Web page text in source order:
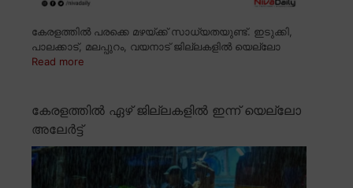
കേരളത്തിൽ പരക്കെ മഴയ്ക്ക് സാധ്യതയുണ്ട്. ഇടുക്കി,
പാലക്കാട്, മലപ്പുറം, വയനാട് ജില്ലകളിൽ യെല്ലോ
Read more
കേരളത്തിൽ ഏഴ് ജില്ലകളിൽ ഇന്ന് യെല്ലോ
അലേർട്ട്